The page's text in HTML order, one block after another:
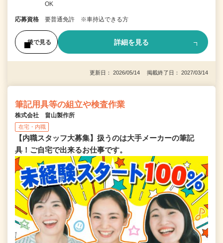
OK
応募資格 要普通免許 ※車持込できる方
後で見る 詳細を見る
更新日： 2026/05/14 掲載終了日： 2027/03/14
筆記用具等の組立や検査作業
株式会社 畠山製作所
在宅・内職
【内職スタッフ大募集】扱うのは大手メーカーの筆記
具！ご自宅で出来るお仕事です。